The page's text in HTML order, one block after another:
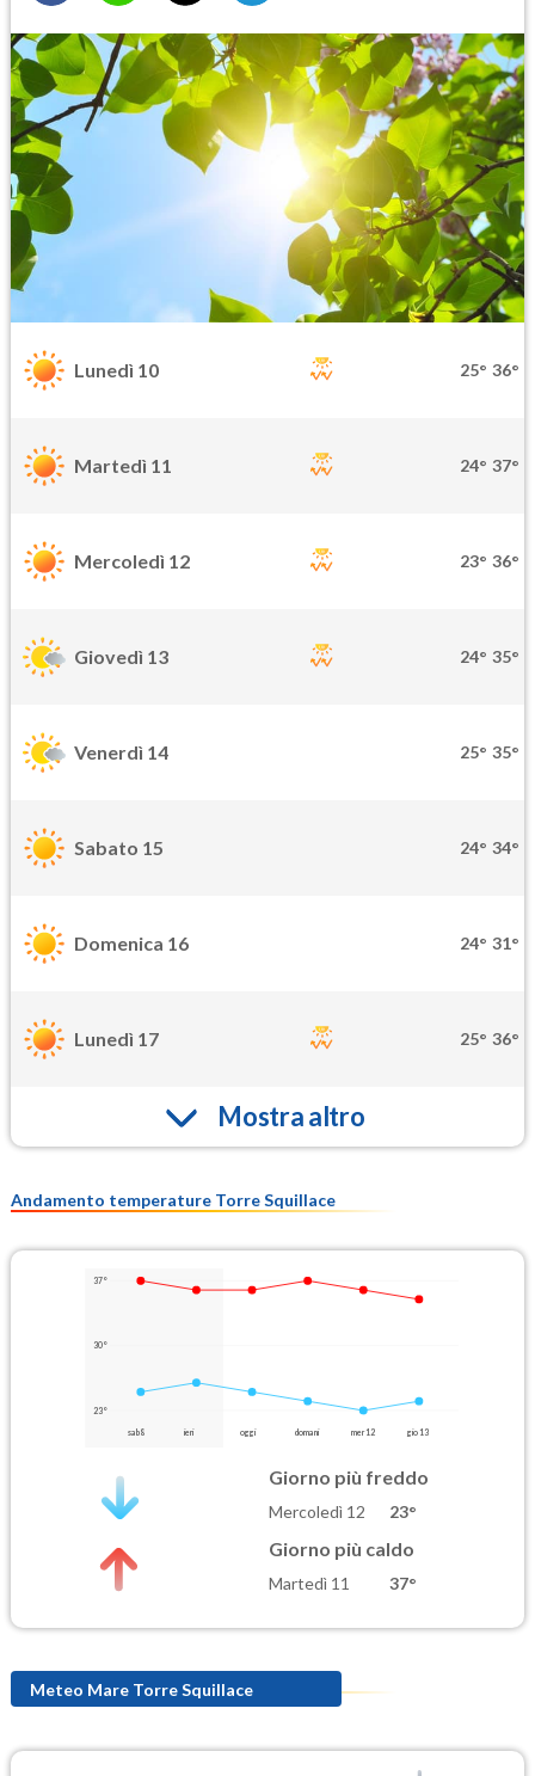
Lunedì 10 25° 36°
Martedì 11 24° 37°
Mercoledì 12 23° 36°
Giovedì 13 24° 35°
Venerdì 14 25° 35°
Sabato 15 24° 34°
Domenica 16 24° 31°
Lunedì 17 25° 36°
Mostra altro
Andamento temperature Torre Squillace
37°
30°
23°
sab 8 ieri oggi domani mer 12 gio 13
Giorno più freddo
Mercoledì 12 23°
Giorno più caldo
Martedì 11 37°
Meteo Mare Torre Squillace